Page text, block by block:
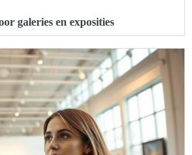
galeries en exposities